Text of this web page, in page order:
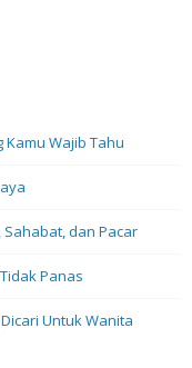
Wajib Tahu
Sahabat, dan Pacar
Panas
Untuk Wanita